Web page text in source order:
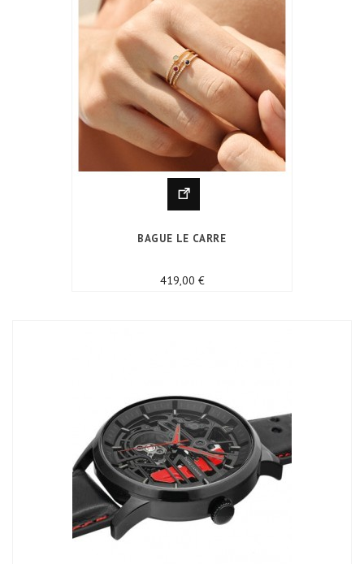
BAGUE LE CARRE
419,00 €Prix